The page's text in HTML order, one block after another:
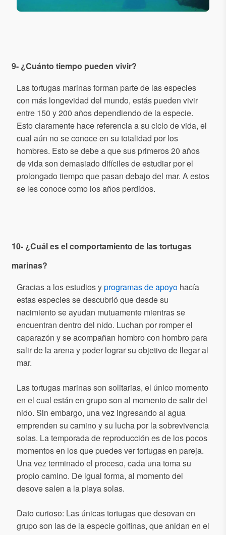
9- ¿Cuánto tiempo pueden vivir?
Las tortugas marinas forman parte de las especies
con más longevidad del mundo, estás pueden vivir
entre 150 y 200 años dependiendo de la especie.
Esto claramente hace referencia a su ciclo de vida, el
cual aún no se conoce en su totalidad por los
hombres. Esto se debe a que sus primeros 20 años
de vida son demasiado difíciles de estudiar por el
prolongado tiempo que pasan debajo del mar. A estos
se les conoce como los años perdidos.
10- ¿Cuál es el comportamiento de las tortugas
marinas?
Gracias a los estudios yprogramas de apoyo hacía
estas especies se descubrió que desde su
nacimiento se ayudan mutuamente mientras se
encuentran dentro del nido. Luchan por romper el
caparazón y se acompañan hombro con hombro para
salir de la arena y poder lograr su objetivo de llegar al
mar.
Las tortugas marinas son solitarias, el único momento
en el cual están en grupo son al momento de salir del
nido. Sin embargo, una vez ingresando al agua
emprenden su camino y su lucha por la sobrevivencia
solas. La temporada de reproducción es de los pocos
momentos en los que puedes ver tortugas en pareja.
Una vez terminado el proceso, cada una toma su
propio camino. De igual forma, al momento del
desove salen a la playa solas.
Dato curioso: Las únicas tortugas que desovan en
grupo son las de la especie golfinas, que anidan en el